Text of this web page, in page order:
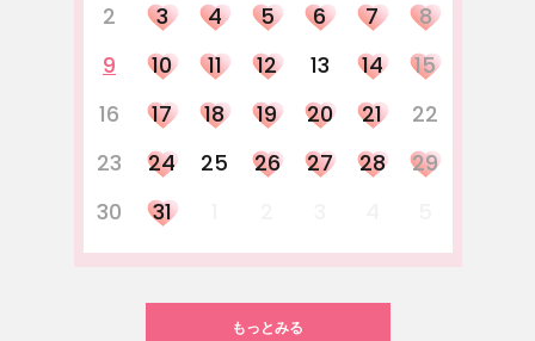
2
3 4 5 6 7
8
9
10 11 12 13 14
15
16
17 18 19 20 21
22
23
24 25 26 27 28
29
30
31
もっとみる